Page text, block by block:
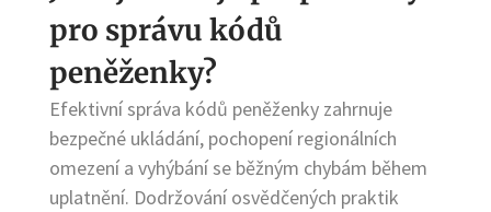
pro správu kódů
peněženky?
Efektivní správa kódů peněženky zahrnuje
bezpečné ukládání, pochopení regionálních
omezení a vyhýbání se běžným chybám během
uplatnění. Dodržování osvědčených praktik